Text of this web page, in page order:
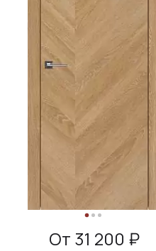
От 31 200 ₽